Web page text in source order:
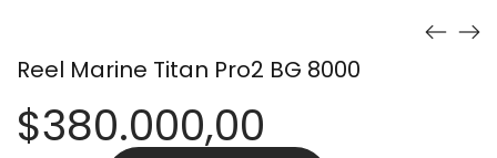
Reel Marine Titan Pro2 BG 8000
$380.000,00